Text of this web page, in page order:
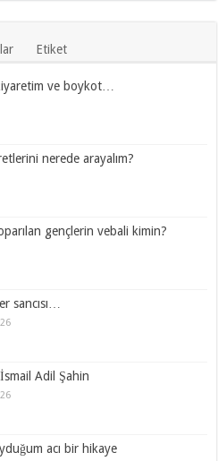
Etiket
ve boykot…
nerede arayalım?
gençlerin vebali kimin?
sancısı…
Adil Şahin
acı bir hikaye